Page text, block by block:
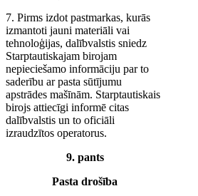
7. Pirms izdot pastmarkas, kurās
izmantoti jauni materiāli vai
tehnoloģijas, dalībvalstis sniedz
Starptautiskajam birojam
nepieciešamo informāciju par to
saderību ar pasta sūtījumu
apstrādes mašīnām. Starptautiskais
birojs attiecīgi informē citas
dalībvalstis un to oficiāli
izraudzītos operatorus.
9. pants
Pasta drošība